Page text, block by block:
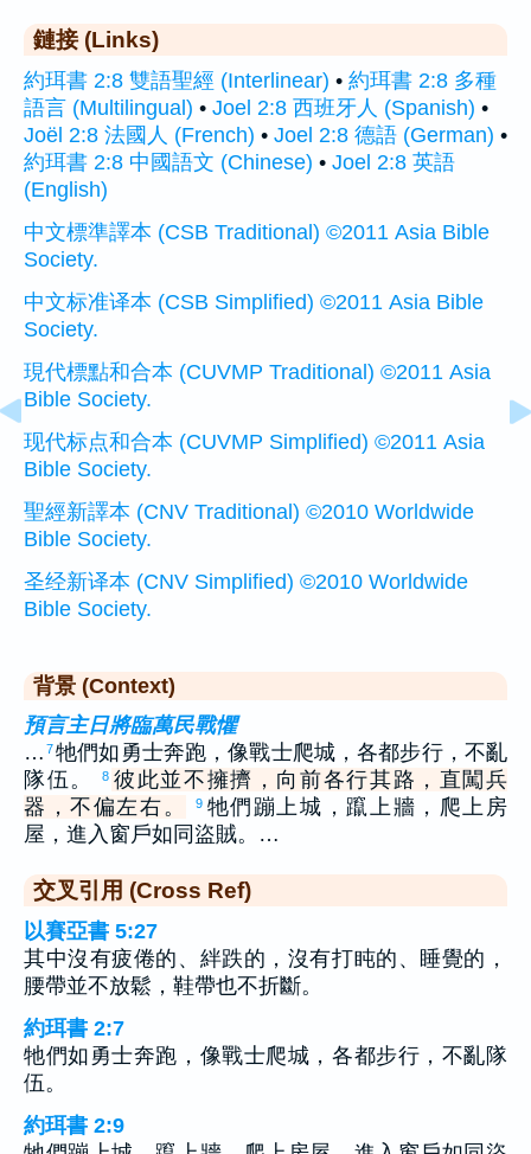
鏈接 (Links)
約珥書 2:8 雙語聖經 (Interlinear) • 約珥書 2:8 多種
語言 (Multilingual) • Joel 2:8 西班牙人 (Spanish) •
Joël 2:8 法國人 (French) • Joel 2:8 德語 (German) •
約珥書 2:8 中國語文 (Chinese) • Joel 2:8 英語
(English)
中文標準譯本 (CSB Traditional) ©2011 Asia Bible
Society.
中文标准译本 (CSB Simplified) ©2011 Asia Bible
Society.
現代標點和合本 (CUVMP Traditional) ©2011 Asia
Bible Society.
现代标点和合本 (CUVMP Simplified) ©2011 Asia
Bible Society.
聖經新譯本 (CNV Traditional) ©2010 Worldwide
Bible Society.
圣经新译本 (CNV Simplified) ©2010 Worldwide
Bible Society.
背景 (Context)
預言主日將臨萬民戰懼
… 7牠們如勇士奔跑，像戰士爬城，各都步行，不亂
隊伍。
8 彼此並不擁擠，向前各行其路，直闖兵
器，不偏左右。
9 牠們蹦上城，躥上牆，爬上房
屋，進入窗戶如同盜賊。…
交叉引用 (Cross Ref)
以賽亞書 5:27
其中沒有疲倦的、絆跌的，沒有打盹的、睡覺的，
腰帶並不放鬆，鞋帶也不折斷。
約珥書 2:7
牠們如勇士奔跑，像戰士爬城，各都步行，不亂隊
伍。
約珥書 2:9